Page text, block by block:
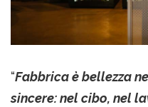
“Fabbrica è bellezza
sincere: nel cibo, nel